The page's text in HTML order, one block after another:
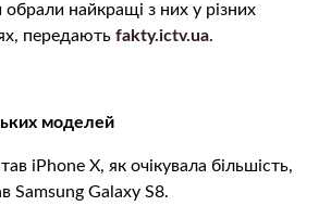
обрали найкращі з них у різних
передають fakty.ictv.ua.
моделей
iPhone X, як очікувала більшість,
Samsung Galaxy S8.